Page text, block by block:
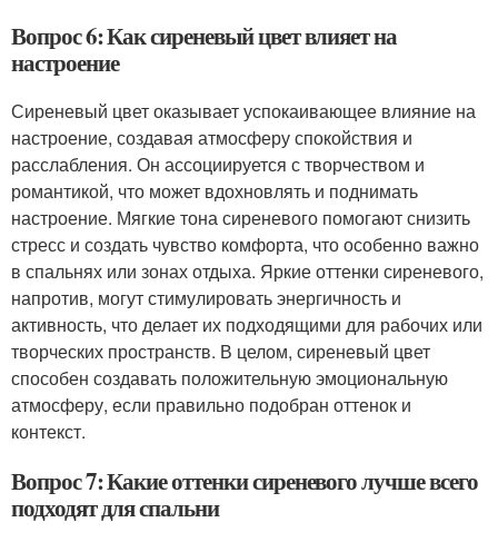
Вопрос 6: Как сиреневый цвет влияет на
настроение
Сиреневый цвет оказывает успокаивающее влияние на
настроение, создавая атмосферу спокойствия и
расслабления. Он ассоциируется с творчеством и
романтикой, что может вдохновлять и поднимать
настроение. Мягкие тона сиреневого помогают снизить
стресс и создать чувство комфорта, что особенно важно
в спальнях или зонах отдыха. Яркие оттенки сиреневого,
напротив, могут стимулировать энергичность и
активность, что делает их подходящими для рабочих или
творческих пространств. В целом, сиреневый цвет
способен создавать положительную эмоциональную
атмосферу, если правильно подобран оттенок и
контекст.
Вопрос 7: Какие оттенки сиреневого лучше всего
подходят для спальни